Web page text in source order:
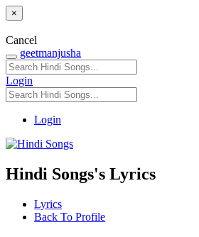
×
Cancel
geetmanjusha
Login
Login
Hindi Songs's Lyrics
Lyrics
Back To Profile